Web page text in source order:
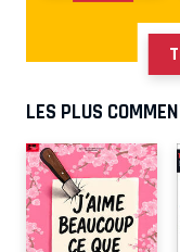
LES PLUS